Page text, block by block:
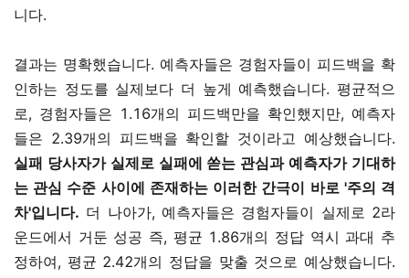
니다.
결과는 명확했습니다. 예측자들은 경험자들이 피드백을 확
인하는 정도를 실제보다 더 높게 예측했습니다. 평균적으
로, 경험자들은 1.16개의 피드백만을 확인했지만, 예측자
들은 2.39개의 피드백을 확인할 것이라고 예상했습니다.
실패 당사자가 실제로 실패에 쏟는 관심과 예측자가 기대하
는 관심 수준 사이에 존재하는 이러한 간극이 바로 '주의 격
차'입니다. 더 나아가, 예측자들은 경험자들이 실제로 2라
운드에서 거둔 성공 즉, 평균 1.86개의 정답 역시 과대 추
정하여, 평균 2.42개의 정답을 맞출 것으로 예상했습니다.